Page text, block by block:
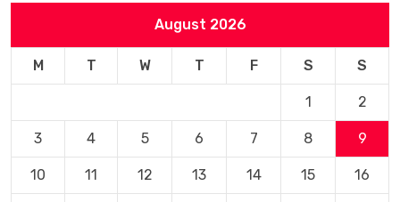
August 2026
M T W T F S S
1 2
3 4 5 6 7 8 9
10 11 12 13 14 15 16